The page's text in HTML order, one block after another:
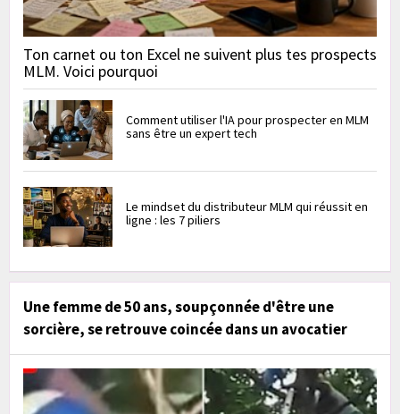
Ton carnet ou ton Excel ne suivent plus tes prospects
MLM. Voici pourquoi
Comment utiliser l'IA pour prospecter en MLM
sans être un expert tech
Le mindset du distributeur MLM qui réussit en
ligne : les 7 piliers
Une femme de 50 ans, soupçonnée d'être une
sorcière, se retrouve coincée dans un avocatier